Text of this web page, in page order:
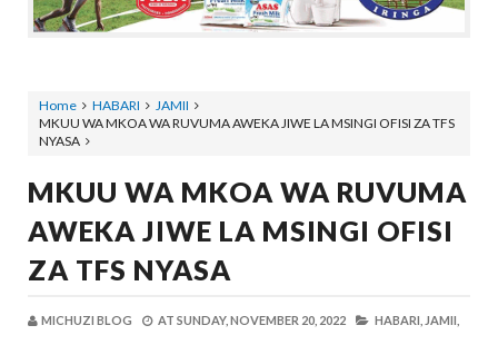
Home HABARI
JAMII
MKUU WA MKOA WA RUVUMA AWEKA JIWE LA MSINGI OFISI ZA TFS
NYASA
MKUU WA MKOA WA RUVUMA
AWEKA JIWE LA MSINGI OFISI
ZA TFS NYASA
MICHUZI BLOG AT SUNDAY, NOVEMBER 20, 2022 HABARI, JAMII,